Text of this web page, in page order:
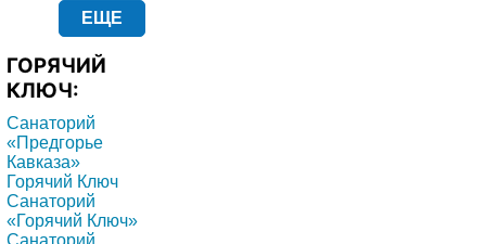
ЕЩЕ
ГОРЯЧИЙ
КЛЮЧ:
Санаторий
«Предгорье
Кавказа»
Горячий Ключ
Санаторий
«Горячий Ключ»
Санаторий